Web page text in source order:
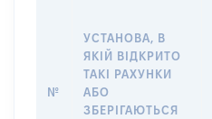
№
УСТАНОВА, В
ЯКІЙ ВІДКРИТО
ТАКІ РАХУНКИ
АБО
ЗБЕРІГАЮТЬСЯ